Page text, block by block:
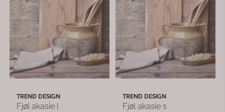
TREND DESIGN
Fjøl akasie l
TREND DESIGN
Fjøl akasie s